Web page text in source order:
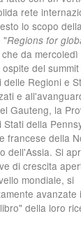
rete
lo scopo
"Regions for
da
del
Regioni e
e
Gauteng, la
della
francese della
dell'Assia. Si
di crescita
mondiale, si
avanzate
della loro